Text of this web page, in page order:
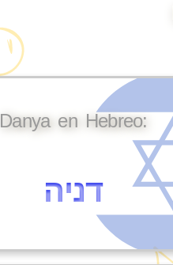
Danya en Hebreo:
דניה